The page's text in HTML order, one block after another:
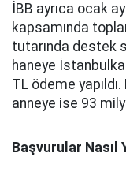
İBB ayrıca ocak
kapsamında
tutarında destek
haneye
TL ödeme
anneye ise 93
Başvurular Nasıl